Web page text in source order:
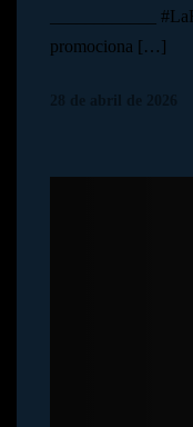
____________
promociona […]